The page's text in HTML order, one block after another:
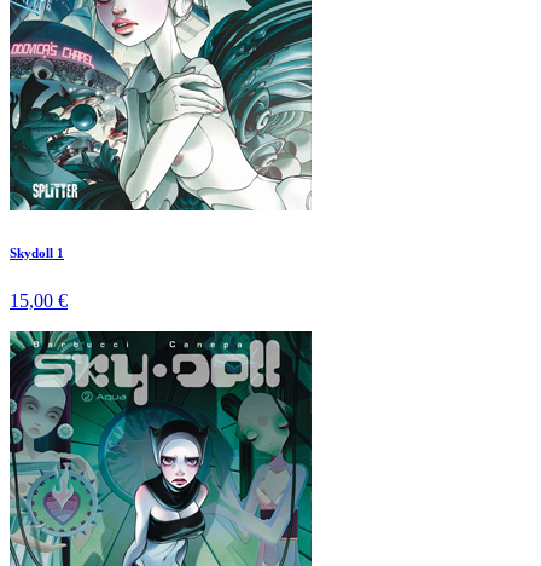
Skydoll 1
15,00 €